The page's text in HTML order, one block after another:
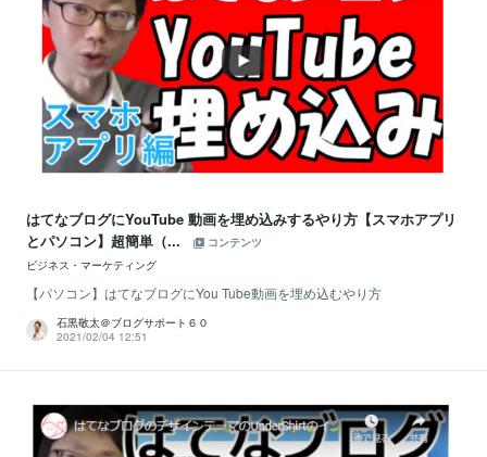
はてなブログにYouTube 動画を埋め込みするやり方【スマホアプリ
とパソコン】超簡単（...
コンテンツ
ビジネス・マーケティング
【パソコン】はてなブログにYou Tube動画を埋め込むやり方
石黒敬太＠ブログサポート６０
2021/02/04 12:51